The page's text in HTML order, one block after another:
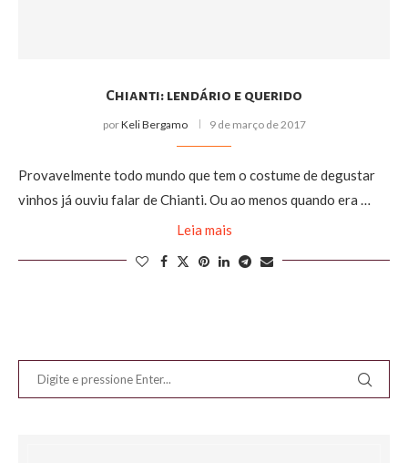
Chianti: lendário e querido
porKeli Bergamo 9 de março de 2017
Provavelmente todo mundo que tem o costume de degustar
vinhos já ouviu falar de Chianti. Ou ao menos quando era …
Leia mais